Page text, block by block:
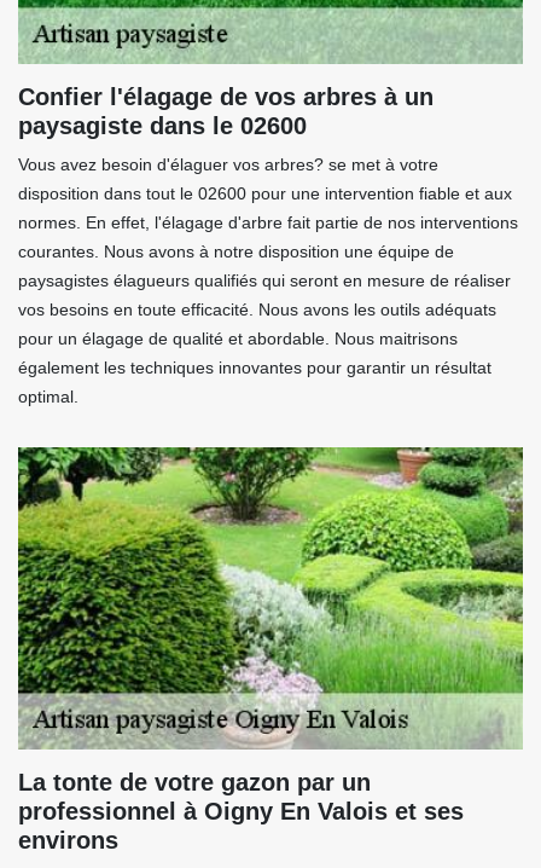
Confier l'élagage de vos arbres à un
paysagiste dans le 02600
Vous avez besoin d'élaguer vos arbres? se met à votre
disposition dans tout le 02600 pour une intervention fiable et aux
normes. En effet, l'élagage d'arbre fait partie de nos interventions
courantes. Nous avons à notre disposition une équipe de
paysagistes élagueurs qualifiés qui seront en mesure de réaliser
vos besoins en toute efficacité. Nous avons les outils adéquats
pour un élagage de qualité et abordable. Nous maitrisons
également les techniques innovantes pour garantir un résultat
optimal.
La tonte de votre gazon par un
professionnel à Oigny En Valois et ses
environs